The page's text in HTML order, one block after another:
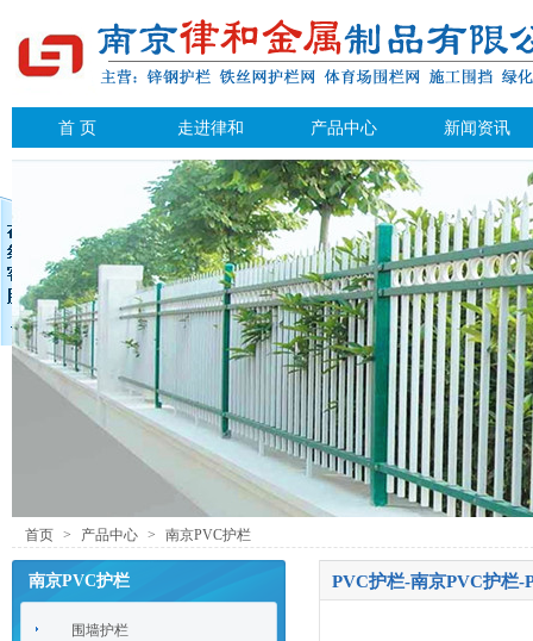
首 页 走进律和 产品中心 新闻资讯
首页 > 产品中心 > 南京PVC护栏
南京PVC护栏
围墙护栏
PVC护栏-南京PVC护栏-